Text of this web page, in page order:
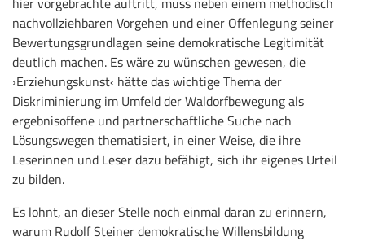
nachvollziehbaren Vorgehen und einer Offenlegung seiner
Bewertungsgrundlagen seine demokratische Legitimität
deutlich machen. Es wäre zu wünschen gewesen, die
›Erziehungskunst‹ hätte das wichtige Thema der
Diskriminierung im Umfeld der Waldorfbewegung als
ergebnisoffene und partnerschaftliche Suche nach
Lösungswegen thematisiert, in einer Weise, die ihre
Leserinnen und Leser dazu befähigt, sich ihr eigenes Urteil
zu bilden.
Es lohnt, an dieser Stelle noch einmal daran zu erinnern,
warum Rudolf Steiner demokratische Willensbildung